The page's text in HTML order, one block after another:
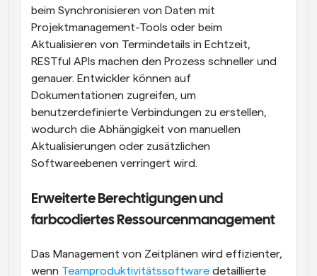
beim Synchronisieren von Daten mit
Projektmanagement-Tools oder beim
Aktualisieren von Termindetails in Echtzeit,
RESTful APIs machen den Prozess schneller und
genauer. Entwickler können auf
Dokumentationen zugreifen, um
benutzerdefinierte Verbindungen zu erstellen,
wodurch die Abhängigkeit von manuellen
Aktualisierungen oder zusätzlichen
Softwareebenen verringert wird.
Erweiterte Berechtigungen und
farbcodiertes Ressourcenmanagement
Das Management von Zeitplänen wird effizienter,
wenn Teamproduktivitätssoftware detaillierte